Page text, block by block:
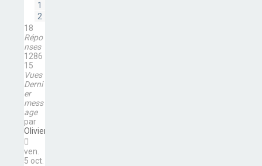
1
2
18
Répo
nses
1286
15
Vues
Derni
er
mess
age
par
Olivier
ven.
5 oct.